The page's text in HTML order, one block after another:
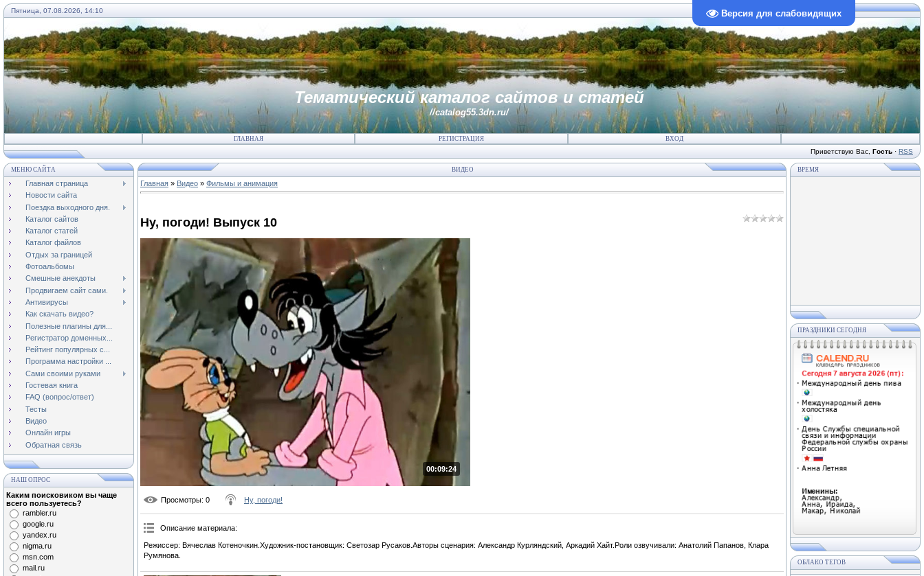
Версия для слабовидящих
Пятница, 07.08.2026, 14:10
Тематический каталог сайтов и статей
//catalog55.3dn.ru/
ГЛАВНАЯ РЕГИСТРАЦИЯ ВХОД
Приветствую Вас Гость · RSS
МЕНЮ САЙТА
Главная страница
Новости сайта
Поездка выходного дня.
Каталог сайтов
Каталог статей
Каталог файлов
Отдых за границей
Фотоальбомы
Смешные анекдоты
Продвигаем сайт сами.
Антивирусы
Как скачать видео?
Полезные плагины для...
Регистратор доменных...
Рейтинг популярных с...
Программа настройки ...
Сами своими руками
Гостевая книга
FAQ (вопрос/ответ)
Тесты
Видео
Онлайн игры
Обратная связь
НАШ ОПРОС
Каким поисковиком вы чаще
всего пользуетесь?
rambler.ru
google.ru
yandex.ru
nigma.ru
msn.com
mail.ru
ВИДЕО
Главная » Видео » Фильмы и анимация
Ну, погоди! Выпуск 10
00:09:24
Просмотры: 0 Ну, погоди!
Описание материала:
Режиссер: Вячеслав Котеночкин.Художник-постановщик: Светозар Русаков.Авторы сценария: Александр Курляндский, Аркадий Хайт.Роли озвучивали: Анатолий Папанов, Клара
Румянова.
ВРЕМЯ
ПРАЗДНИКИ СЕГОДНЯ
ОБЛАКО ТЕГОВ